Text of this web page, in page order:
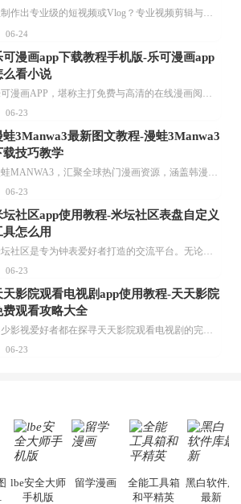
想制作出专业级的短视频或Vlog？专业视频剪辑与特效制作大全专题为你提供了从剪辑、抠像到特效包装的全套解决方案。无论是添加炫酷的片头、进行精准的视频抠图，还是制...
06-24
可漫画app下载教程手机版-乐可漫画app
么看小说
乐可漫画APP，堪称主打免费与高清的在线漫画阅读神器。其官方版提供海量完整版漫画资源，无论是国内漫画，还是日漫、韩漫、台漫、美漫等国外漫画，应有尽有，随时供你阅读。只需轻点一下，便能直接进入阅读界面。不仅如此，乐可漫画最新版本更新速度极快，在这里，你总能抢先看到全网一手漫画章节内容！...
06-23
蛙3Manwa3最新图文教程-漫蛙3Manwa3
载技巧教学
漫蛙MANWA3，汇聚全球热门漫画资源，涵盖韩漫、欧美漫画、国漫等多种类型，题材丰富多样，全方位满足用户阅读喜好。它不仅是阅读平台，更是创作平台，为广大用户打造零门槛创作环境。...
06-23
坛社区app使用教程-米坛社区表盘自定义
具怎么用
米坛社区是专为钟表爱好者打造的交流平台。无论你是初涉钟表领域的普通爱好者，还是拥有多年收藏经验的资深玩家，都能在此找到属于自己的天地。 无需注册，就能轻松参与其中。通过专业的讨论论坛与丰富的交互功能，你可与世界各地的钟表爱好者畅快交流。若你钟情于钟表，米坛社区无疑是值得一试的理想之选。在这里，你能获取最新的手表资讯，交流见解，提升鉴赏品味，让每一块手表都成为收藏故事中重要的一部分。感兴趣的朋友，不要错过下载机会。...
06-23
天影院观看电视剧app使用教程-天天影院
费观看攻略大全
不少影视爱好者都在探寻天天影院观看电视剧的完整方法，结合最新平台使用规则，本篇新手入门攻略全面讲解观看渠道、检索流程、播放设置以及画面模式调整等实用内容。全文适配手机、电脑等主流设备，步骤简洁易懂，无论是初次使用的新手，还是想要优化观影体验的用户，都能参照内容快速上手，熟练掌握平台各项操作技巧，轻松畅享影视内容。...
06-23
lbe安全大师
手机版
留学漫画
全能工具箱
和平精英
黑白软件库
最新